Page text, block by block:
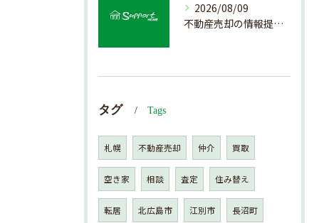
2026/08/09
不動産売却の情報提供を通じて北海道札幌市で後悔しない売却を実現するためのポイント
タグ Tags
札幌 不動産売却 仲介 買取
空き家 相談 査定 住み替え
転居 北広島市 江別市 長沼町